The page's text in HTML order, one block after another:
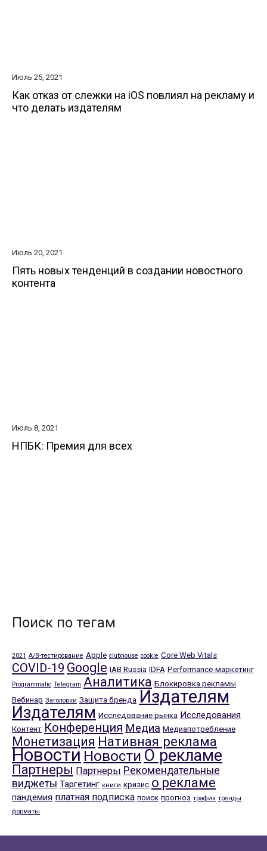
Июль 25, 2021
Как отказ от слежки на iOS повлиял на рекламу и
что делать издателям
Июль 20, 2021
Пять новых тенденций в создании новостного
контента
Июль 8, 2021
НПБК: Премия для всех
Поиск по тегам
2021 A/B-тестирование Apple clubhouse cookie Core Web Vitals
COVID-19 Google IAB Russia IDFA Performance-маркетинг
Programmatic Telegram Аналитика Блокировка рекламы
Вебинар Заголовки Защита бренда Издателям
Издателям Исследование рынка Исследования
Контент Конференция Медиа Медиапотребление
Монетизация Нативная реклама
Новости Новости О рекламе
Партнеры Партнеры Рекомендательные
виджеты Таргетинг книги кризис о рекламе
пандемия платная подписка поиск прогноз трафик тренды
форматы